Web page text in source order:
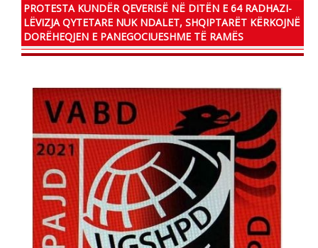
PROTESTA KUNDËR QEVERISË NË DITËN E 64 RADHAZI-
LËVIZJA QYTETARE NUK NDALET, SHQIPTARËT KËRKOJNË
DORËHEQJEN E PANEGOCIUESHME TË RAMËS